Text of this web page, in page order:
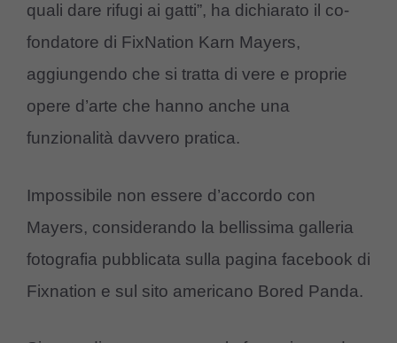
quali dare rifugi ai gatti”, ha dichiarato il co-
fondatore di FixNation Karn Mayers,
aggiungendo che si tratta di vere e proprie
opere d’arte che hanno anche una
funzionalità davvero pratica.
Impossibile non essere d’accordo con
Mayers, considerando la bellissima galleria
fotografia pubblicata sulla pagina facebook di
Fixnation e sul sito americano Bored Panda.